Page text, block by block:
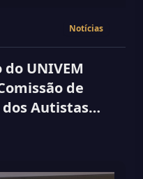
Notícias
UNIVEM
de
Autistas